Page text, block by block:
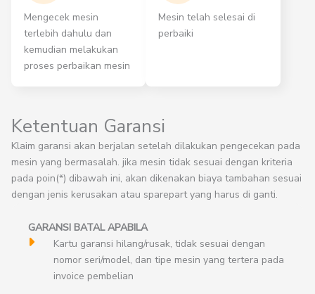
Mengecek mesin
terlebih dahulu dan
kemudian melakukan
proses perbaikan mesin
Mesin telah selesai di
perbaiki
Ketentuan Garansi
Klaim garansi akan berjalan setelah dilakukan pengecekan pada
mesin yang bermasalah. jika mesin tidak sesuai dengan kriteria
pada poin(*) dibawah ini, akan dikenakan biaya tambahan sesuai
dengan jenis kerusakan atau sparepart yang harus di ganti.
GARANSI BATAL APABILA
Kartu garansi hilang/rusak, tidak sesuai dengan
nomor seri/model, dan tipe mesin yang tertera pada
invoice pembelian